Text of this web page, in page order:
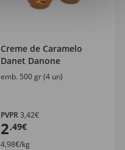
Creme de Caramelo
Danet Danone
emb. 500 gr (4 un)
PVPR3,42€
2,49€
4,98€/kg